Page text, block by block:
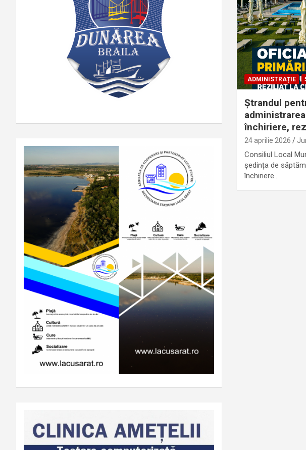
ADMINISTRAȚIE
Ștrandul
închiriere,
24 aprilie 2026
Consiliul Local
ședința de
închiriere…